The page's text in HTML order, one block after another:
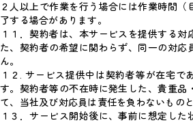
２人以上で作業を行う場合には作業時間（
了する場合があります。
１１．契約者は、本サービスを提供する対
た、契約者の希望に関わらず、同一の対応
ん。
１２. サービス提供中は契約者等が在宅で
す。契約者等の不在時に発生した、貴重品
て、当社及び対応員は責任を負わないものと
１３．サービス開始後に、事前に想定した